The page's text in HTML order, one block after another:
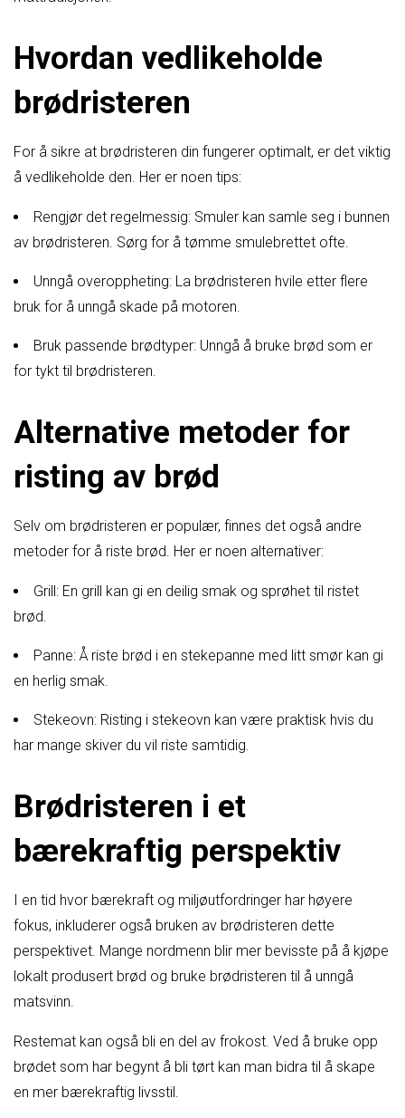
Hvordan vedlikeholde
brødristeren
For å sikre at brødristeren din fungerer optimalt, er det viktig
å vedlikeholde den. Her er noen tips:
Rengjør det regelmessig: Smuler kan samle seg i bunnen
av brødristeren. Sørg for å tømme smulebrettet ofte.
Unngå overoppheting: La brødristeren hvile etter flere
bruk for å unngå skade på motoren.
Bruk passende brødtyper: Unngå å bruke brød som er
for tykt til brødristeren.
Alternative metoder for
risting av brød
Selv om brødristeren er populær, finnes det også andre
metoder for å riste brød. Her er noen alternativer:
Grill: En grill kan gi en deilig smak og sprøhet til ristet
brød.
Panne: Å riste brød i en stekepanne med litt smør kan gi
en herlig smak.
Stekeovn: Risting i stekeovn kan være praktisk hvis du
har mange skiver du vil riste samtidig.
Brødristeren i et
bærekraftig perspektiv
I en tid hvor bærekraft og miljøutfordringer har høyere
fokus, inkluderer også bruken av brødristeren dette
perspektivet. Mange nordmenn blir mer bevisste på å kjøpe
lokalt produsert brød og bruke brødristeren til å unngå
matsvinn.
Restemat kan også bli en del av frokost. Ved å bruke opp
brødet som har begynt å bli tørt kan man bidra til å skape
en mer bærekraftig livsstil.